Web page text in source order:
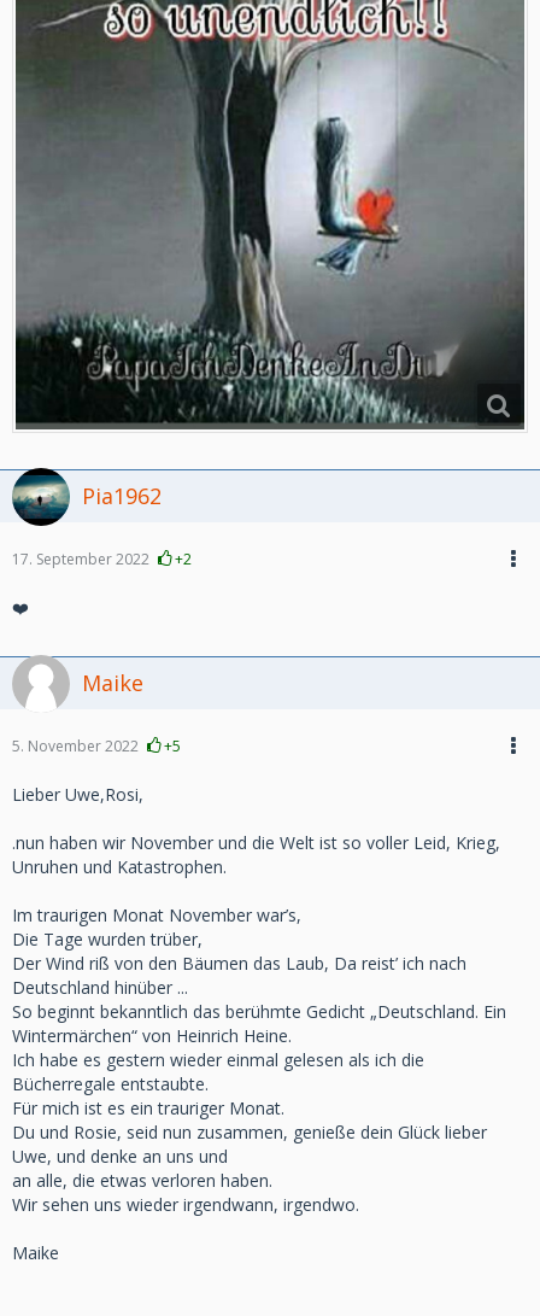
Pia1962
17. September 2022 +2
❤️
Maike
5. November 2022 +5
Lieber Uwe,Rosi,
.nun haben wir November und die Welt ist so voller Leid, Krieg,
Unruhen und Katastrophen.
Im traurigen Monat November war’s,
Die Tage wurden trüber,
Der Wind riß von den Bäumen das Laub, Da reist’ ich nach
Deutschland hinüber ...
So beginnt bekanntlich das berühmte Gedicht „Deutschland. Ein
Wintermärchen“ von Heinrich Heine.
Ich habe es gestern wieder einmal gelesen als ich die
Bücherregale entstaubte.
Für mich ist es ein trauriger Monat.
Du und Rosie, seid nun zusammen, genieße dein Glück lieber
Uwe, und denke an uns und
an alle, die etwas verloren haben.
Wir sehen uns wieder irgendwann, irgendwo.
Maike